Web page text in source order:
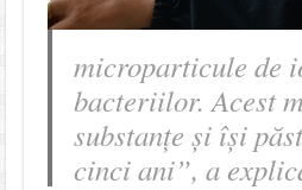
microparticule de
bacteriilor. Acest
substanțe și își
cinci ani”, a